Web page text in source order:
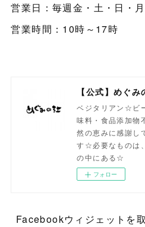
営業日：毎週金・土・日・
営業時間：10時～17時
ベジタリアン☆ビ
味料・食品添加
然の恵みに感謝し
す☆必要なものは
の中にある☆
フォロー
Facebookウィジェットを